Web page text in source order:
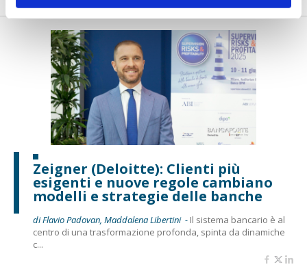
Zeigner (Deloitte): Clienti più
esigenti e nuove regole cambiano
modelli e strategie delle banche
di Flavio Padovan, Maddalena Libertini - Il sistema bancario è al
centro di una trasformazione profonda, spinta da dinamiche
c...